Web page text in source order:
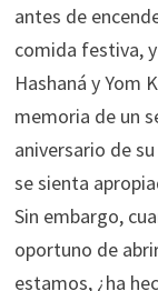
antes de
comida festiva,
Hashaná y Yom
memoria de un
aniversario de
se sienta
Sin embargo,
oportuno de
estamos, ¿ha